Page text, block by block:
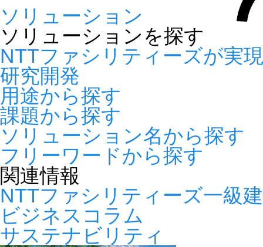
ソリューション
ソリューションを探す
NTTファシリティーズが実
研究開発
用途から探す
課題から探す
ソリューション名から探す
フリーワードから探す
関連情報
NTTファシリティーズ一級
ビジネスコラム
サステナビリティ